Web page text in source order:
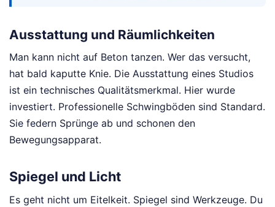
Ausstattung und Räumlichkeiten
Man kann nicht auf Beton tanzen. Wer das versucht,
hat bald kaputte Knie. Die Ausstattung eines Studios
ist ein technisches Qualitätsmerkmal. Hier wurde
investiert. Professionelle Schwingböden sind Standard.
Sie federn Sprünge ab und schonen den
Bewegungsapparat.
Spiegel und Licht
Es geht nicht um Eitelkeit. Spiegel sind Werkzeuge. Du